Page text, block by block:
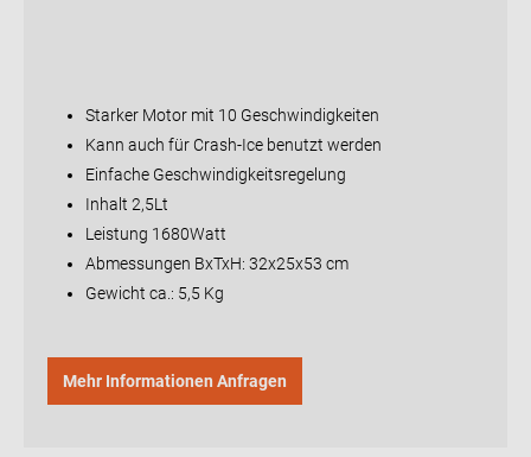
Starker Motor mit 10 Geschwindigkeiten
Kann auch für Crash-Ice benutzt werden
Einfache Geschwindigkeitsregelung
Inhalt 2,5Lt
Leistung 1680Watt
Abmessungen BxTxH: 32x25x53 cm
Gewicht ca.: 5,5 Kg
Mehr Informationen Anfragen